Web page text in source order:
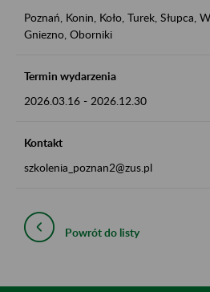
Poznań, Konin, Koło, Turek, Słupca,
Gniezno, Oborniki
Termin wydarzenia
2026.03.16 - 2026.12.30
Kontakt
szkolenia_poznan2@zus.pl
Powrót do listy